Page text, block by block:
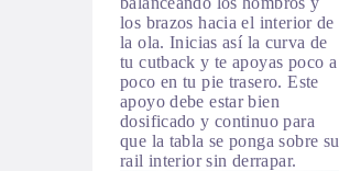
los brazos hacia el interior de
la ola. Inicias así la curva de
tu cutback y te apoyas poco a
poco en tu pie trasero. Este
apoyo debe estar bien
dosificado y continuo para
que la tabla se ponga sobre su
rail interior sin derrapar.